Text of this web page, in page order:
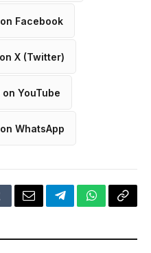
Facebook
X (Twitter)
YouTube
WhatsApp
EmailTelegramWhatsApp
Copy